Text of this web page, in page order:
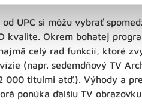
UPC si môžu vybrať
kvalite. Okrem bohatej
celý rad funkcií, ktoré
(napr. sedemdňový TV
000 titulmi atď.). Výhody a
ponúka ďalšiu TV